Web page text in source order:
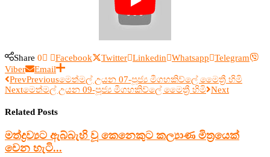
Share 0 Facebook Twitter Linkedin Whatsapp
Telegram
Viber
Email
PrevPreviousමෙත්මල් උයන 07-පූජ්‍ය මීගහකිව්ලේ මෛත්‍රී හිමි
Nextමෙත්මල් උයන 09-පූජ්‍ය මීගහකිව්ලේ මෛත්‍රී හිමි Next
Related Posts
මත්ද්‍රව්‍යට ඇබ්බැහි වූ කෙනෙකුට කල්‍යාණ මිත්‍රයෙක්
වෙන හැටි...